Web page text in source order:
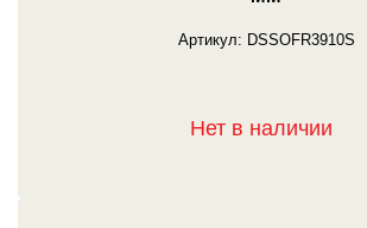
Артикул: DSSOFR3910S
Нет в наличии